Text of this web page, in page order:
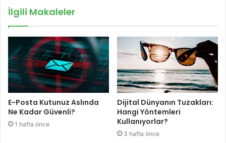
İlgili Makaleler
E-Posta Kutunuz Aslında
Ne Kadar Güvenli?
1 hafta önce
Dijital Dünyanın Tuzakları:
Hangi Yöntemleri
Kullanıyorlar?
3 hafta önce